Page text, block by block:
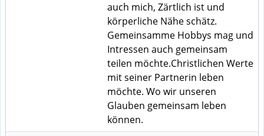
auch mich, Zärtlich ist und
körperliche Nähe schätz.
Gemeinsamme Hobbys mag und
Intressen auch gemeinsam
teilen möchte.Christlichen Werte
mit seiner Partnerin leben
möchte. Wo wir unseren
Glauben gemeinsam leben
können.